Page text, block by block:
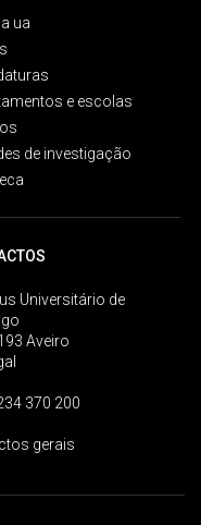
ua
e escolas
de investigação
Universitário de
Aveiro
370 200
gerais